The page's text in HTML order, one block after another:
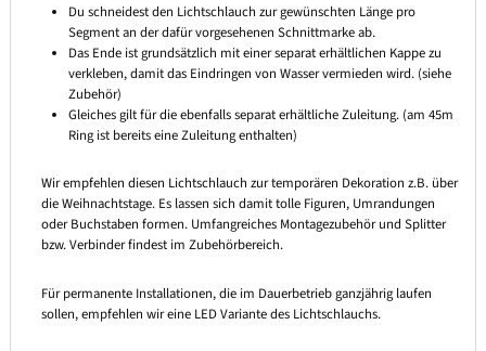
Du schneidest den Lichtschlauch zur gewünschten Länge pro
Segment an der dafür vorgesehenen Schnittmarke ab.
Das Ende ist grundsätzlich mit einer separat erhältlichen Kappe zu
verkleben, damit das Eindringen von Wasser vermieden wird. (siehe
Zubehör)
Gleiches gilt für die ebenfalls separat erhältliche Zuleitung. (am 45m
Ring ist bereits eine Zuleitung enthalten)
Wir empfehlen diesen Lichtschlauch zur temporären Dekoration z.B. über
die Weihnachtstage. Es lassen sich damit tolle Figuren, Umrandungen
oder Buchstaben formen. Umfangreiches Montagezubehör und Splitter
bzw. Verbinder findest im Zubehörbereich.
Für permanente Installationen, die im Dauerbetrieb ganzjährig laufen
sollen, empfehlen wir eine LED Variante des Lichtschlauchs.